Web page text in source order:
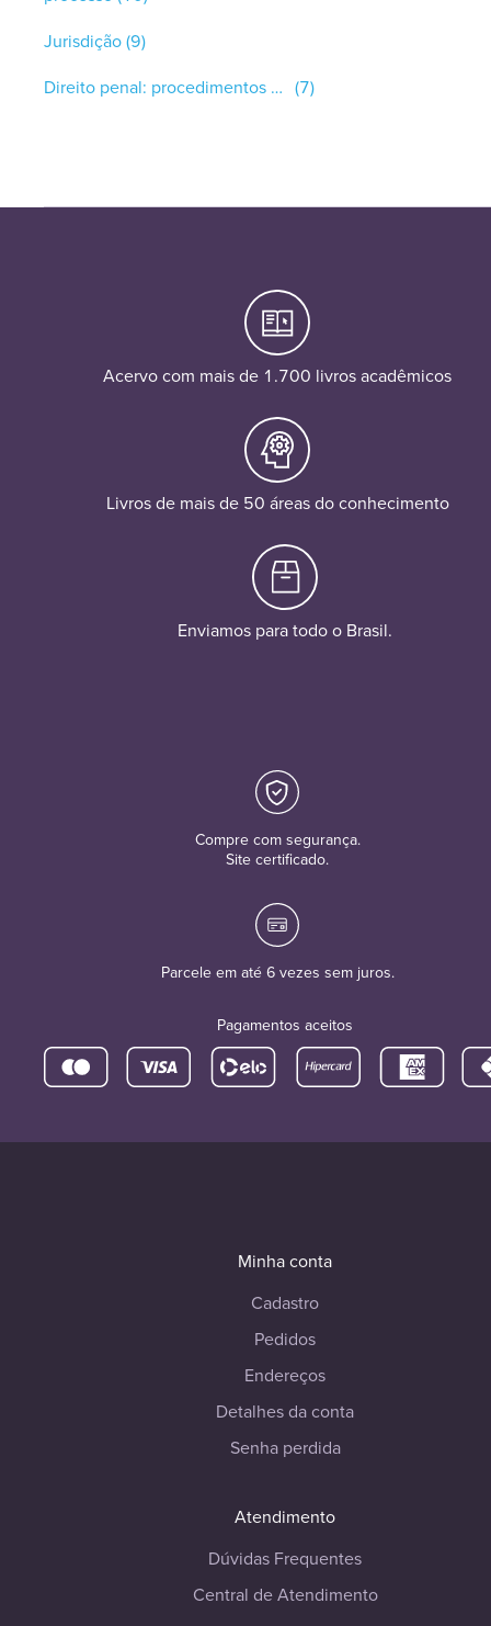
Jurisdição(9)
Direito penal: procedimentos e delitos (7)
Acervo com mais de 1.700 livros acadêmicos
Livros de mais de 50 áreas do conhecimento
Enviamos para todo o Brasil.
Compre com segurança.
Site certificado.
Parcele em até 6 vezes sem juros.
Pagamentos aceitos
Minha conta
Cadastro
Pedidos
Endereços
Detalhes da conta
Senha perdida
Atendimento
Dúvidas Frequentes
Central de Atendimento